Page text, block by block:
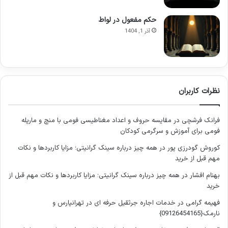
تبیین مفاهیم بنیادین ورشکستگی و
شرکت های اشخاص
مفاهیم حقوقی پایه که در این ماده به کار رفته اند، ضروری است.
مفهوم حقوقی ورشکستگی
ورشکستگی، حالتی است که برای یک تاجر پیش می آید و نشان
دهنده توقف او از پرداخت دیونی است که بر عهده دارد. این مفهوم
با توقف صرف از پرداخت دیون تفاوت دارد؛ توقف از پرداخت صرفاً
حقوقی است که با صدور حکم دادگاه محقق می شود و آثار حقوقی
خاصی را به دنبال دارد. مراحل صدور حکم ورشکستگی شامل ارائه
دادخواست (از سوی طلبکار، دادستان یا خود تاجر)، بررسی وضعیت
مالی تاجر توسط دادگاه و در نهایت صدور حکم است. این حکم
حکم مفعول در لواط
آذر 1, 1404
نظرات کاربران
فرانک فرشچی در مقایسه حروف و اعداد مغناطیسی فومی با منچ و مارپله
فومی برای آموزش و سرگرمی کودکان
کوروش گودرزی پور در همه چیز درباره سینک گرانیتی؛ مزایا کاربردها و نکات
مهم قبل از خرید
بهنام افشار در همه چیز درباره سینک گرانیتی؛ مزایا کاربردها و نکات مهم قبل از
خرید
فهیمه گرامی در خدمات اجاره جرثقیل حرفه ای در تهرانپارس و
نارمک{09126454165}